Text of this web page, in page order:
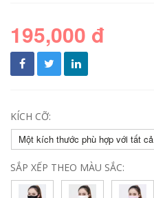
195,000 đ
KÍCH CỠ:
Một kích thước phù hợp với tất cả
SẮP XẾP THEO MÀU SẮC: